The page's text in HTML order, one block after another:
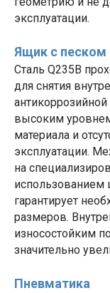
эксплуатации.
Ящик с песком
Сталь Q235B
для снятия
антикоррозийной
высоким
материала и
эксплуатации.
на
использованием
гарантирует
размеров.
износостойким
значительно
Пневматика